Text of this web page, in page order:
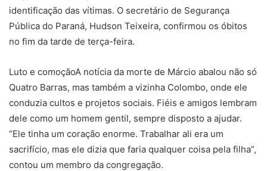
identificação das vítimas. O secretário de Segurança
Pública do Paraná, Hudson Teixeira, confirmou os óbitos
no fim da tarde de terça-feira.
Luto e comoçãoA notícia da morte de Márcio abalou não só
Quatro Barras, mas também a vizinha Colombo, onde ele
conduzia cultos e projetos sociais. Fiéis e amigos lembram
dele como um homem gentil, sempre disposto a ajudar.
“Ele tinha um coração enorme. Trabalhar ali era um
sacrifício, mas ele dizia que faria qualquer coisa pela filha”,
contou um membro da congregação.